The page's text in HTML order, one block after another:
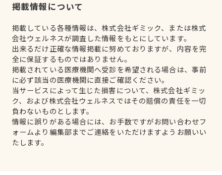
掲載情報について
掲載している各種情報は、株式会社ギミック、または株式
会社ウェルネスが調査した情報をもとにしています。
出来るだけ正確な情報掲載に努めておりますが、内容を完
全に保証するものではありません。
掲載されている医療機関へ受診を希望される場合は、事前
に必ず該当の医療機関に直接ご確認ください。
当サービスによって生じた損害について、株式会社ギミッ
ク、および株式会社ウェルネスではその賠償の責任を一切
負わないものとします。
情報に誤りがある場合には、お手数ですがお問い合わせフ
ォームより編集部までご連絡をいただけますようお願いい
たします。